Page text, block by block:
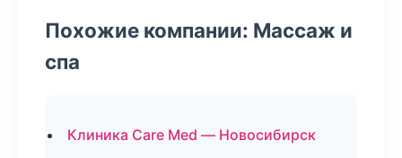
Похожие компании: Массаж и
спа
Клиника Care Med — Новосибирск